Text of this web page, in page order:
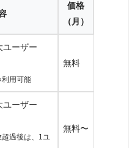
価格
（月）
ユーザー
用可能
無料
ユーザー
過後は、1ユ
無料〜